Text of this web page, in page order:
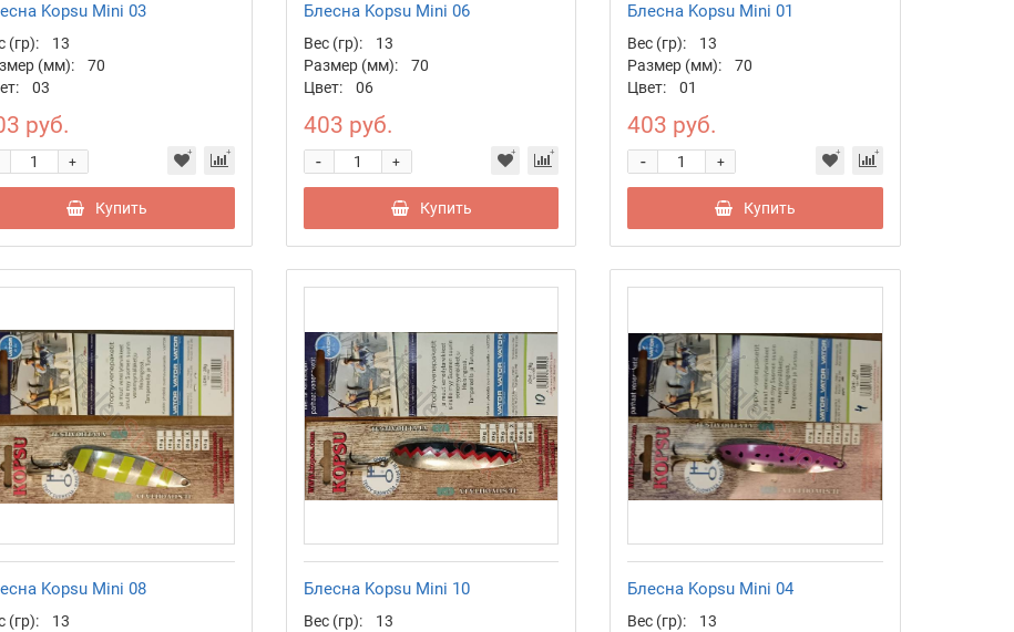
Kopsu Mini 03
(гр):
13
(мм):
70
03
руб.
+
Купить
Блесна Kopsu Mini 06
Вес (гр):
13
Размер (мм):
70
Цвет:
06
403 руб.
+
-
Купить
Блесна Kopsu Mini 01
Вес (гр):
13
Размер (мм):
70
Цвет:
01
403 руб.
+
-
Купить
Kopsu Mini 08
(гр):
13
Блесна Kopsu Mini 10
Вес (гр):
13
Блесна Kopsu Mini 04
Вес (гр):
13